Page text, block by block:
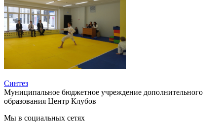
Синтез
Муниципальное бюджетное учреждение дополнительного
образования Центр Клубов
Мы в социальных сетях